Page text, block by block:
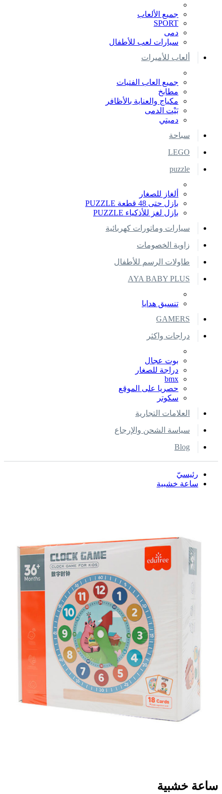
جميع الألعاب
SPORT
دمى
سيارات لعب للأطفال
ألعاب للأميرات
جميع العاب الفتيات
مطابخ
مكياج والعناية بالأظافر
بَيْت الدمى
دميتي
سباحة
LEGO
puzzle
ألغاز للصغار
بازل حتى 48 قطعة PUZZLE
بازل لغز للأذكياء PUZZLE
سيارات وماتورات كهربائية
زاوية الخصومات
طاولات الرسم للأطفال
AYA BABY PLUS
تنسيق هدايا
GAMERS
دراجات واكثر
بوت عجال
دراجة للصغار
bmx
حصريا على الموقع
سكوتر
العلامات التجارية
سياسة الشحن والإرجاع
Blog
رئيسيّ
ساعة خشبية
ساعة خشبية